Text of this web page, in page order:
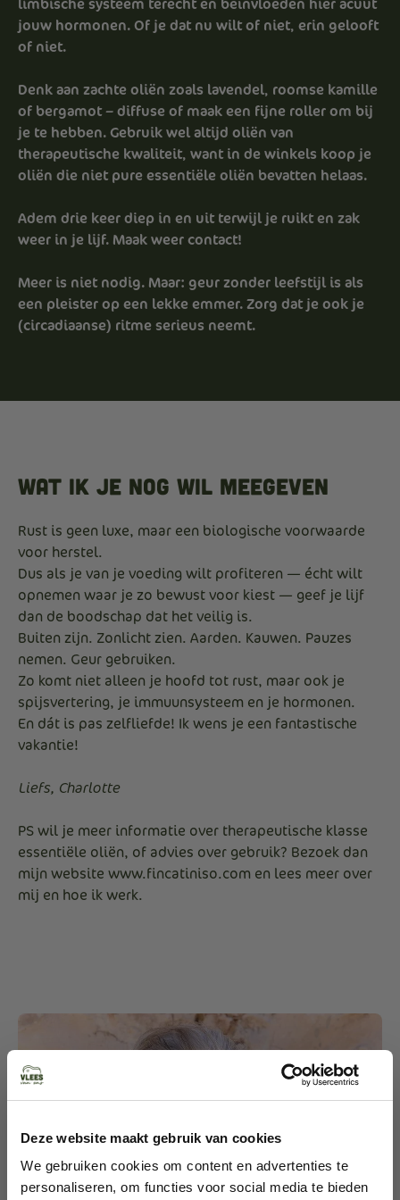
Deze website maakt gebruik van cookies
We gebruiken cookies om content en advertenties te
personaliseren, om functies voor social media te bieden
limbische systeem terecht en beïnvloeden hier acuut
jouw hormonen. Of je dat nu wilt of niet, erin gelooft
of niet.
Denk aan zachte oliën zoals lavendel, roomse kamille
of bergamot– diffuse of maak een fijne roller om bij
je te hebben. Gebruik wel altijd oliën van
therapeutische kwaliteit, want in de winkels koop je
oliën die niet pure essentiële oliën bevatten helaas.
Adem drie keer diep in en uit terwijl je ruikt en zak
weer in je lijf. Maak weer contact!
Meer is niet nodig. Maar: geur zonder leefstijl is als
een pleister op een lekke emmer. Zorg dat je ook je
(circadiaanse) ritme serieus neemt.
Wat ik je nog wil meegeven
Rust is geen luxe, maar een biologische voorwaarde
voor herstel.
Dus als je van je voeding wilt profiteren — écht wilt
opnemen waar je zo bewust voor kiest — geef je lijf
dan de boodschap dat het veilig is.
Buiten zijn. Zonlicht zien. Aarden. Kauwen. Pauzes
nemen. Geur gebruiken.
Zo komt niet alleen je hoofd tot rust, maar ook je
spijsvertering, je immuunsysteem en je hormonen.
En dát is pas zelfliefde! Ik wens je een fantastische
vakantie!
Liefs, Charlotte
PS wil je meer informatie over therapeutische klasse
essentiële oliën, of advies over gebruik? Bezoek dan
mijn website www.fincatiniso.com en lees meer over
mij en hoe ik werk.